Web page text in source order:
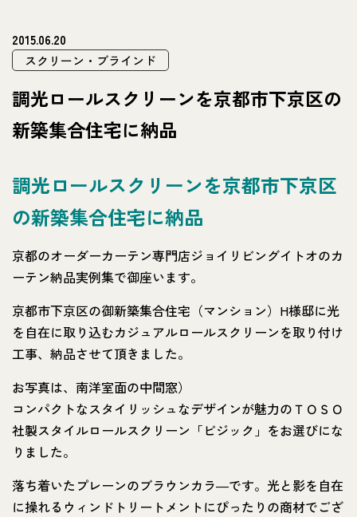
2015.06.20
スクリーン・ブラインド
調光ロールスクリーンを京都市下京区の
新築集合住宅に納品
調光ロールスクリーンを京都市下京区
の新築集合住宅に納品
京都のオーダーカーテン専門店ジョイリビングイトオのカ
ーテン納品実例集で御座います。
京都市下京区の御新築集合住宅（マンション）H様邸に光
を自在に取り込むカジュアルロールスクリーンを取り付け
工事、納品させて頂きました。
お写真は、南洋室面の中間窓）
コンパクトなスタイリッシュなデザインが魅力のＴＯＳＯ
社製スタイルロールスクリーン「ビジック」をお選びにな
りました。
落ち着いたプレーンのブラウンカラ―です。光と影を自在
に操れるウィンドトリートメントにぴったりの商材でござ